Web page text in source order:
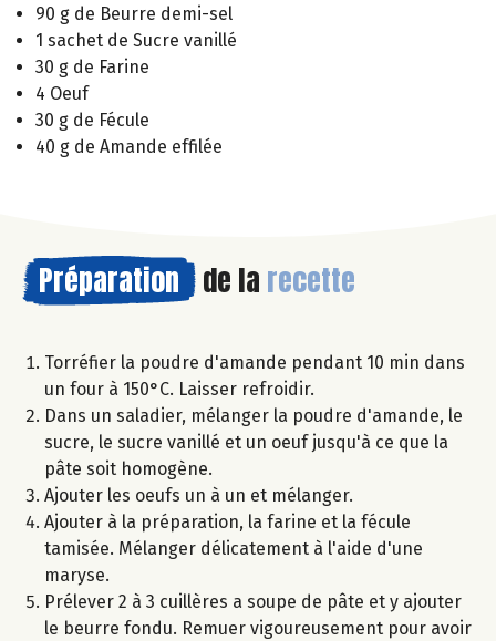
90 g de Beurre demi-sel
1 sachet de Sucre vanillé
30 g de Farine
4 Oeuf
30 g de Fécule
40 g de Amande effilée
Préparation de la recette
Torréfier la poudre d'amande pendant 10 min dans
un four à 150°C. Laisser refroidir.
Dans un saladier, mélanger la poudre d'amande, le
sucre, le sucre vanillé et un oeuf jusqu'à ce que la
pâte soit homogène.
Ajouter les oeufs un à un et mélanger.
Ajouter à la préparation, la farine et la fécule
tamisée. Mélanger délicatement à l'aide d'une
maryse.
Prélever 2 à 3 cuillères a soupe de pâte et y ajouter
le beurre fondu. Remuer vigoureusement pour avoir